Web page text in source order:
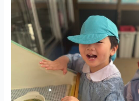
花
火
教
和